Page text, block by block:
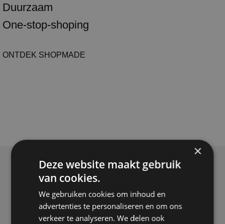
Duurzaam
One-stop-shoping
ONTDEK SHOPMADE
Onzesterke punten
×
Deze website maakt gebruik
van cookies.
We gebruiken cookies om inhoud en
advertenties te personaliseren en om ons
verkeer te analyseren. We delen ook